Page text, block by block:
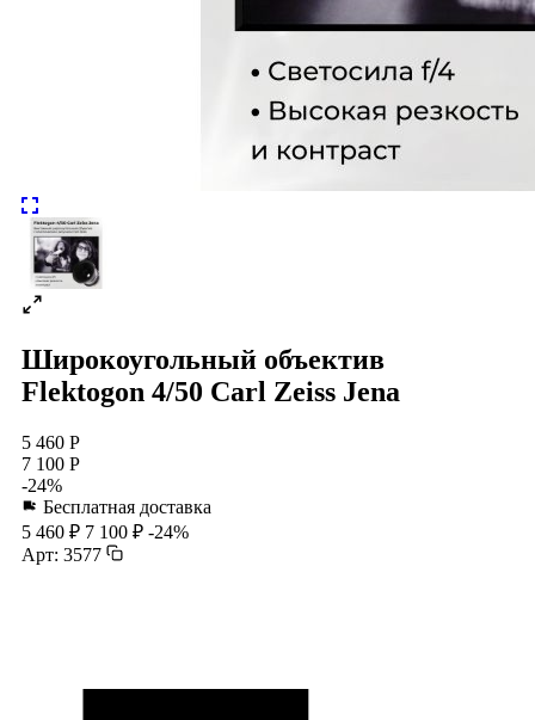
Широкоугольный объектив
Flektogon 4/50 Carl Zeiss Jena
5 460 Р
7 100 Р
-24%
Бесплатная доставка
5 460 ₽ 7 100 ₽ -24%
Арт: 3577